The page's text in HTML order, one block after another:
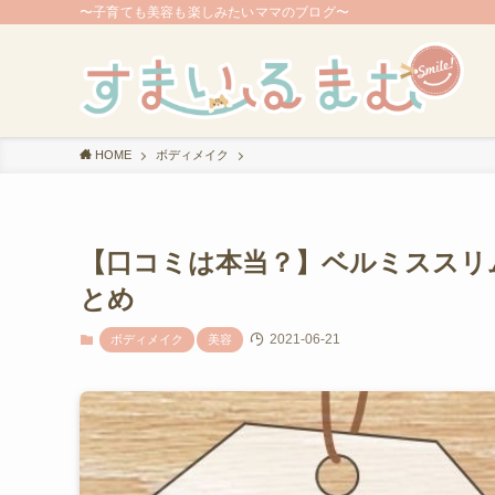
〜子育ても美容も楽しみたいママのブログ〜
HOME ボディメイク
【口コミは本当？】ベルミスス
とめ
ボディメイク 美容 2021-06-21